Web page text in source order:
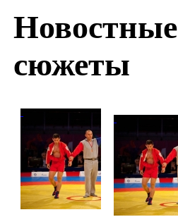
Новостные
сюжеты